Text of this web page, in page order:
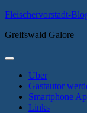
Zum
springen
Fleischervorstadt-
Greifswald Galore
Primäres
Über
Gastautor
Smartphone
Links